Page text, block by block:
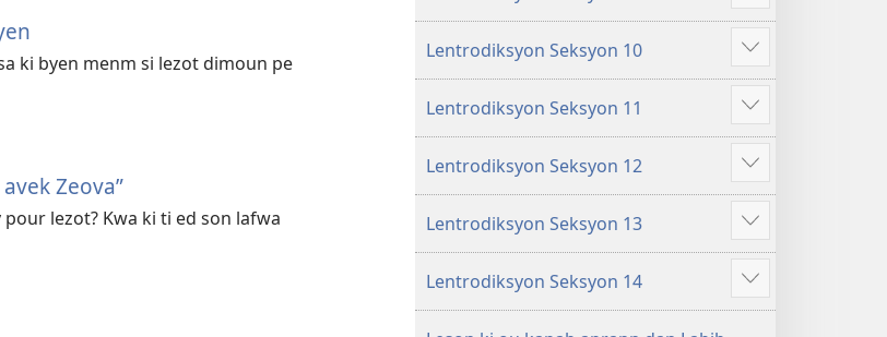
ki byen menm si lezot dimoun pe
Zeova”
lezot? Kwa ki ti ed son lafwa
more
Lentrodiksyon Seksyon 10
Show
more
Lentrodiksyon Seksyon 11
Show
more
Lentrodiksyon Seksyon 12
Show
more
Lentrodiksyon Seksyon 13
Show
more
Lentrodiksyon Seksyon 14
Show
more